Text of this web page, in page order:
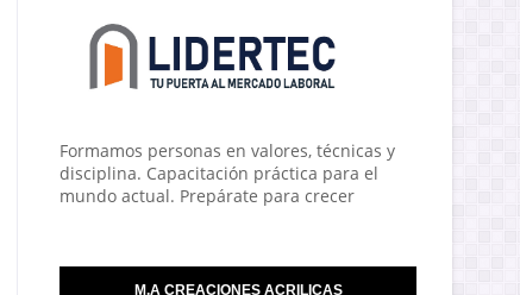
Formamos personas en valores, técnicas y
disciplina. Capacitación práctica para el
mundo actual. Prepárate para crecer
M.A CREACIONES ACRILICAS